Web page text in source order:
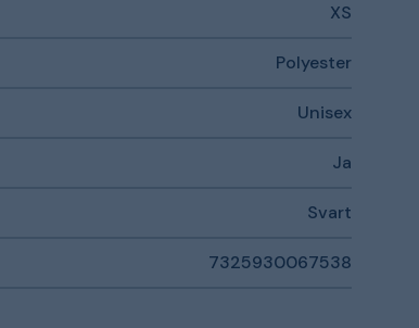
XS
Polyester
Unisex
Ja
Svart
7325930067538